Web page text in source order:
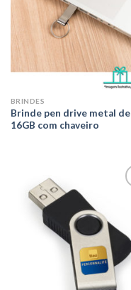
BRINDES
Brinde pen drive metal de
16GB com chaveiro